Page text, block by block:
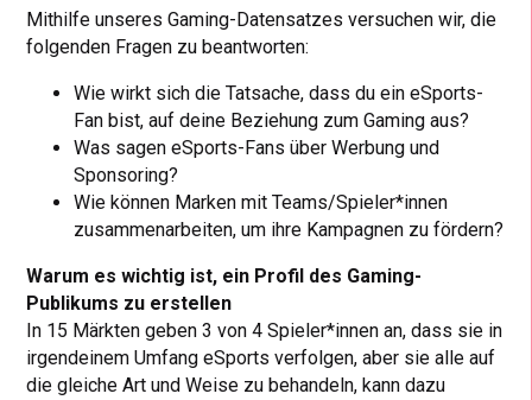
Mithilfe unseres Gaming-Datensatzes versuchen wir, die
folgenden Fragen zu beantworten:
Wie wirkt sich die Tatsache, dass du ein eSports-
Fan bist, auf deine Beziehung zum Gaming aus?
Was sagen eSports-Fans über Werbung und
Sponsoring?
Wie können Marken mit Teams/Spieler*innen
zusammenarbeiten, um ihre Kampagnen zu fördern?
Warum es wichtig ist, ein Profil des Gaming-
Publikums zu erstellen
In 15 Märkten geben 3 von 4 Spieler*innen an, dass sie in
irgendeinem Umfang eSports verfolgen, aber sie alle auf
die gleiche Art und Weise zu behandeln, kann dazu